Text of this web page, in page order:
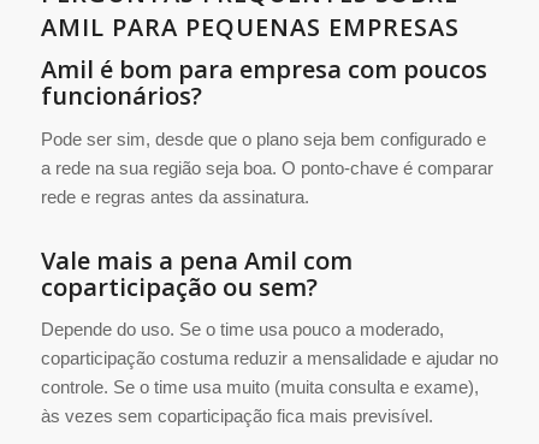
AMIL PARA PEQUENAS EMPRESAS
Amil é bom para empresa com poucos
funcionários?
Pode ser sim, desde que o plano seja bem configurado e
a rede na sua região seja boa. O ponto-chave é comparar
rede e regras antes da assinatura.
Vale mais a pena Amil com
coparticipação ou sem?
Depende do uso. Se o time usa pouco a moderado,
coparticipação costuma reduzir a mensalidade e ajudar no
controle. Se o time usa muito (muita consulta e exame),
às vezes sem coparticipação fica mais previsível.